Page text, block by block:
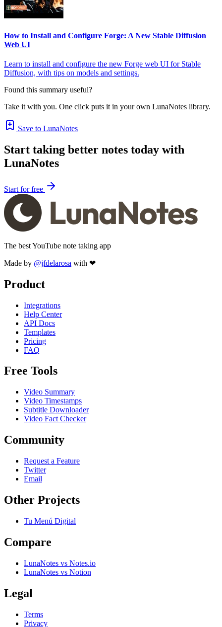
How to Install and Configure Forge: A New Stable Diffusion
Web UI
Learn to install and configure the new Forge web UI for Stable
Diffusion, with tips on models and settings.
Found this summary useful?
Take it with you. One click puts it in your own LunaNotes library.
Save to LunaNotes
Start taking better notes today with
LunaNotes
Start for free
The best YouTube note taking app
Made by @jfdelarosa with ❤
Product
Integrations
Help Center
API Docs
Templates
Pricing
FAQ
Free Tools
Video Summary
Video Timestamps
Subtitle Downloader
Video Fact Checker
Community
Request a Feature
Twitter
Email
Other Projects
Tu Menú Digital
Compare
LunaNotes vs Notes.io
LunaNotes vs Notion
Legal
Terms
Privacy